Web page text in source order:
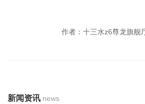
作者：十三水z6尊龙旗舰
新闻资讯 news